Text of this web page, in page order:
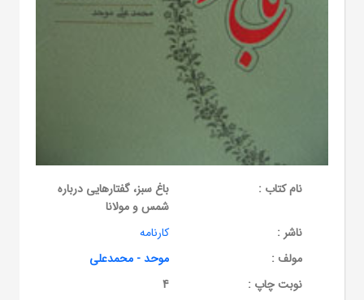
نام کتاب :
باغ سبز، گفتارهایی درباره
شمس و مولانا
ناشر :
کارنامه
مولف :
موحد - محمدعلی
نوبت چاپ :
4